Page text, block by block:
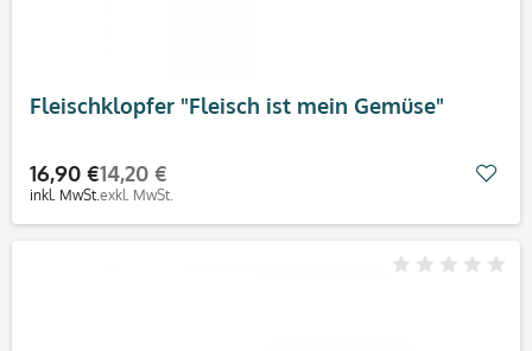
Fleischklopfer "Fleisch ist mein Gemüse"
16,90 €
inkl. MwSt.
14,20 €
exkl. MwSt.